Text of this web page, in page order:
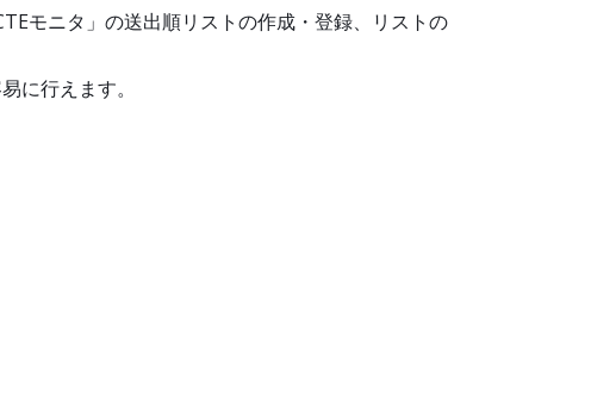
モニタ」の送出順リストの作成・登録、リストの
に行えます。